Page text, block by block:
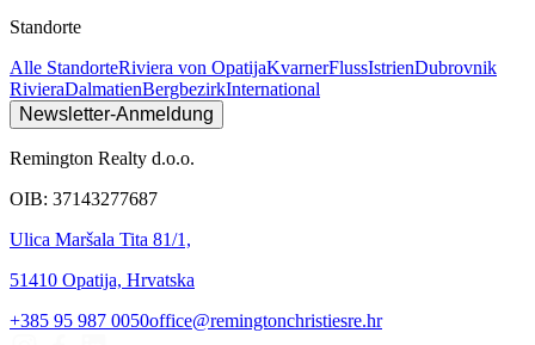
Standorte
Alle StandorteRiviera von OpatijaKvarnerFlussIstrienDubrovnik
RivieraDalmatienBergbezirkInternational
Newsletter-Anmeldung
Remington Realty d.o.o.
OIB: 37143277687
Ulica Maršala Tita 81/1,
51410 Opatija, Hrvatska
+385 95 987 0050office@remingtonchristiesre.hr